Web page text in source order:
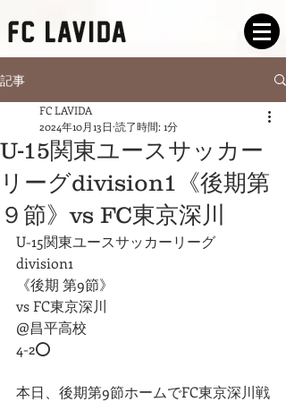
記事
U-15関東ユースサッカー
リーグdivision1《後期第
９節》vs FC東京深川
FC LAVIDA
2024年10月13日 読了時間: 1分
U-15関東ユースサッカーリーグ
division1
《後期 第9節》
vs FC東京深川
@昌平高校
4-2⭕️
本日、後期第9節ホームでFC東京深川戦